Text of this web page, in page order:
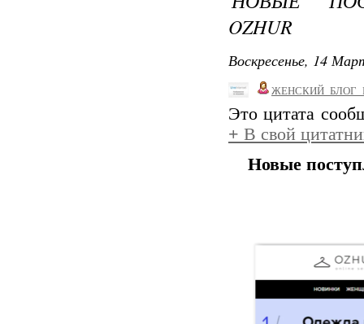
OZHUR
Воскресенье, 14
Это цитата
+ В свой
Новые